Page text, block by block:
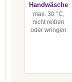
Handwäsche
max. 30 °C,
nicht reiben
oder wringen